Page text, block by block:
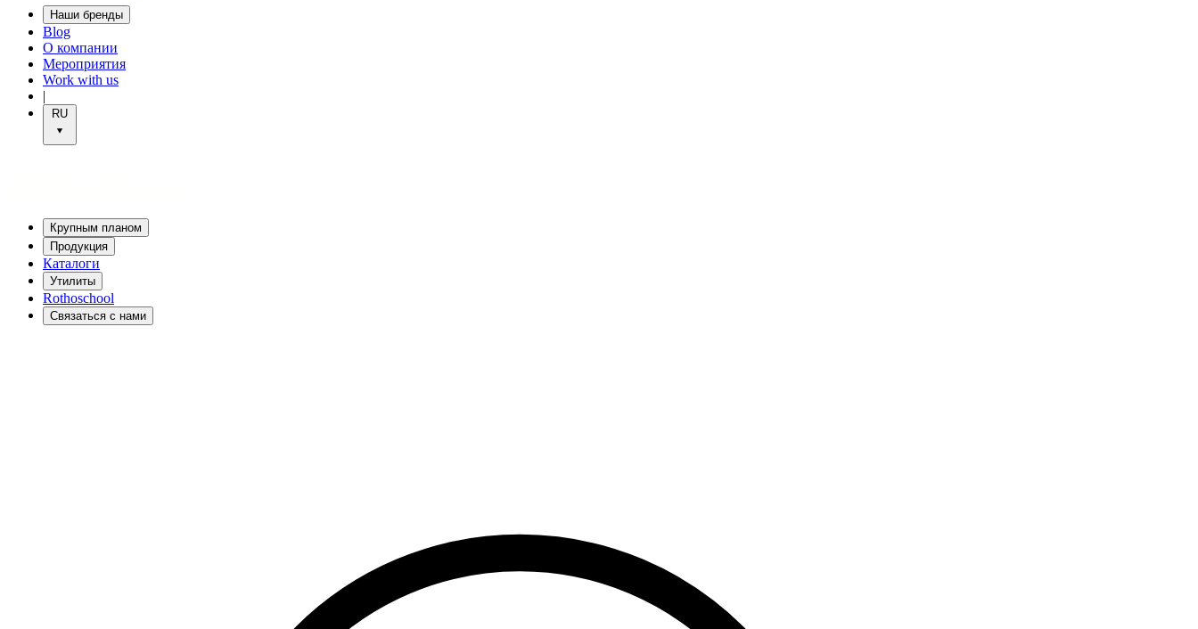
Наши бренды
Blog
О компании
Мероприятия
Work with us
|
RU
Крупным планом
Продукция
Каталоги
Утилиты
Rothoschool
Связаться с нами